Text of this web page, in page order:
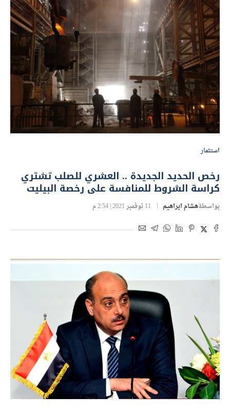
استثمار
رخص الحديد الجديدة .. العشري للصلب تشتري
كراسة الشروط للمنافسة على رخصة البيليت
بواسطةهشام ابراهيم 11 نوفمبر 2021 | 2:54 م